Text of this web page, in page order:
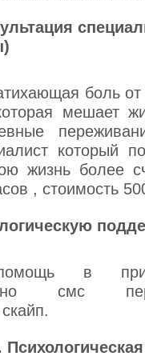
боль
мешает
который
жизнь более
, стоимость
в
смс